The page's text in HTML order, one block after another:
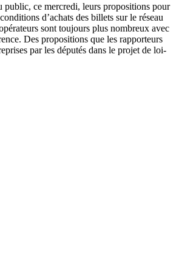
public, ce mercredi, leurs propositions pour
d’achats des billets sur le réseau
sont toujours plus nombreux avec
Des propositions que les rapporteurs
par les députés dans le projet de loi-